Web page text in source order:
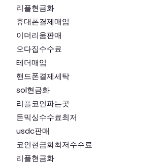
리플현금화
휴대폰결제매입
이더리움판매
오다집수수료
테더매입
핸드폰결제세탁
sol현금화
리플코인파는곳
돈믹싱수수료최저
usdc판매
코인현금화최저수수료
리플현금화